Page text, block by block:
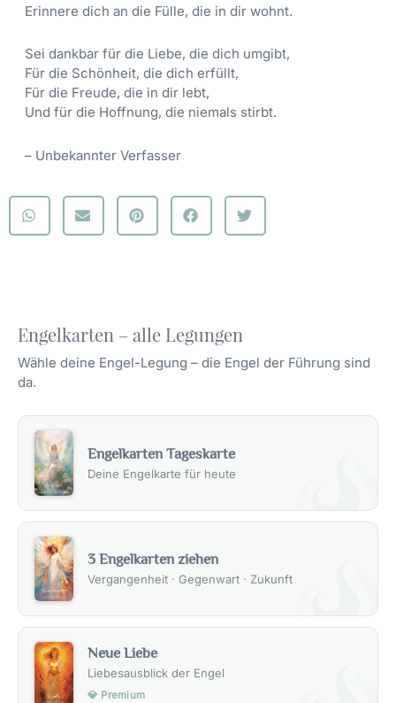
Erinnere dich an die Fülle, die in dir wohnt.
Sei dankbar für die Liebe, die dich umgibt,
Für die Schönheit, die dich erfüllt,
Für die Freude, die in dir lebt,
Und für die Hoffnung, die niemals stirbt.
– Unbekannter Verfasser
Engelkarten – alle Legungen
Wähle deine Engel-Legung – die Engel der Führung sind
da.
Engelkarten Tageskarte
Deine Engelkarte für heute
3 Engelkarten ziehen
Vergangenheit · Gegenwart · Zukunft
Neue Liebe
Liebesausblick der Engel
💎 Premium